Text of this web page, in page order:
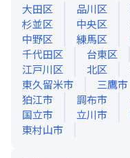
大田区
品川区
杉並区
中央区
中野区
練馬区
千代田区
台東区
江戸川区
北区
東久留米市
三鷹市
狛江市
調布市
国立市
立川市
東村山市